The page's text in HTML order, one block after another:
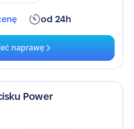
od 24h
naprawę
Power